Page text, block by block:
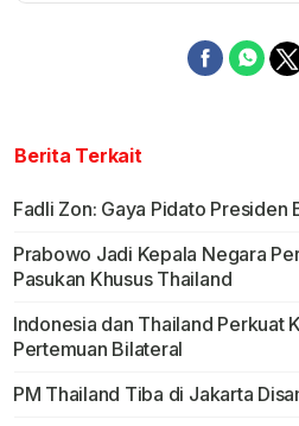
Berita Terkait
Fadli Zon: Gaya Pidato Presiden
Prabowo Jadi Kepala Negara
Pasukan Khusus Thailand
Indonesia dan Thailand Perkuat
Pertemuan Bilateral
PM Thailand Tiba di Jakarta